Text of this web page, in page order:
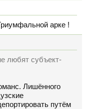
арке !
любят субъект-
Лишённого
путём